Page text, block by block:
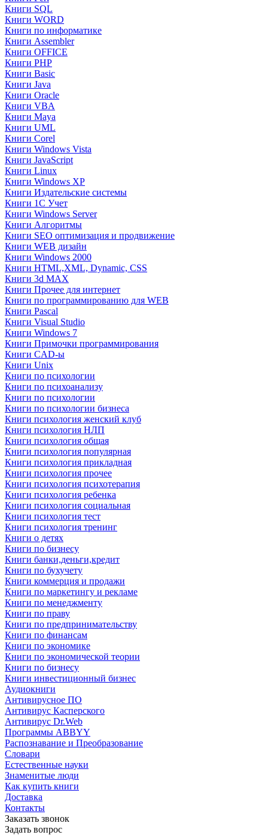
Книги SQL
Книги WORD
Книги по информатике
Книги Assembler
Книги OFFICE
Книги PHP
Книги Basic
Книги Java
Книги Oracle
Книги VBA
Книги Maya
Книги UML
Книги Corel
Книги Windows Vista
Книги JavaScript
Книги Linux
Книги Windows XP
Книги Издательские системы
Книги 1C Учет
Книги Windows Server
Книги Алгоритмы
Книги SEO оптимизация и продвижение
Книги WEB дизайн
Книги Windows 2000
Книги HTML,XML, Dynamic, CSS
Книги 3d MAX
Книги Прочее для интернет
Книги по программированию для WEB
Книги Pascal
Книги Visual Studio
Книги Windows 7
Книги Примочки программирования
Книги CAD-ы
Книги Unix
Книги по психологии
Книги по психоанализу
Книги по психологии
Книги по психологии бизнеса
Книги психология женский клуб
Книги психология НЛП
Книги психология общая
Книги психология популярная
Книги психология прикладная
Книги психология прочее
Книги психология психотерапия
Книги психология ребенка
Книги психология социальная
Книги психология тест
Книги психология тренинг
Книги о детях
Книги по бизнесу
Книги банки,деньги,кредит
Книги по бухучету
Книги коммерция и продажи
Книги по маркетингу и рекламе
Книги по менеджменту
Книги по праву
Книги по предпринимательству
Книги по финансам
Книги по экономике
Книги по экономической теории
Книги по бизнесу
Книги инвестиционный бизнес
Аудиокниги
Антивирусное ПО
Антивирус Касперского
Антивирус Dr.Web
Программы ABBYY
Распознавание и Преобразование
Словари
Естественные науки
Знаменитые люди
Как купить книги
Доставка
Контакты
Заказать звонок
Задать вопрос